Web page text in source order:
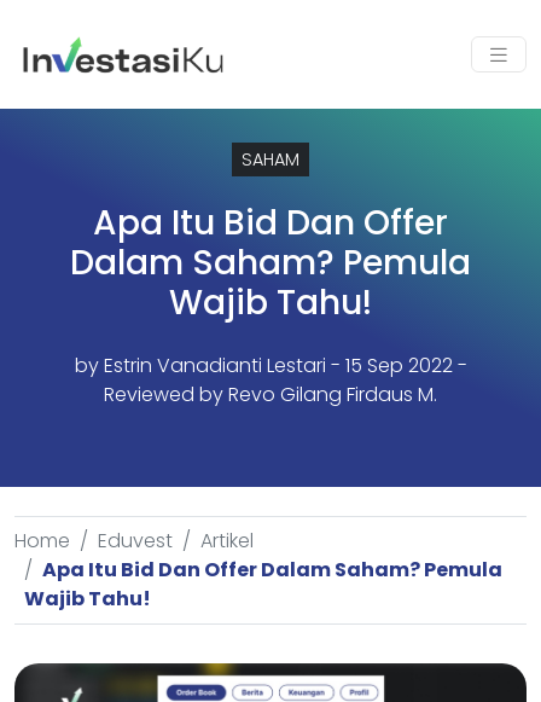
SAHAM
Apa Itu Bid Dan Offer
Dalam Saham? Pemula
Wajib Tahu!
byEstrin Vanadianti Lestari - 15 Sep 2022 -
Reviewed by Revo Gilang Firdaus M.
Home Eduvest
Artikel
Apa Itu Bid Dan Offer Dalam Saham? Pemula
Wajib Tahu!